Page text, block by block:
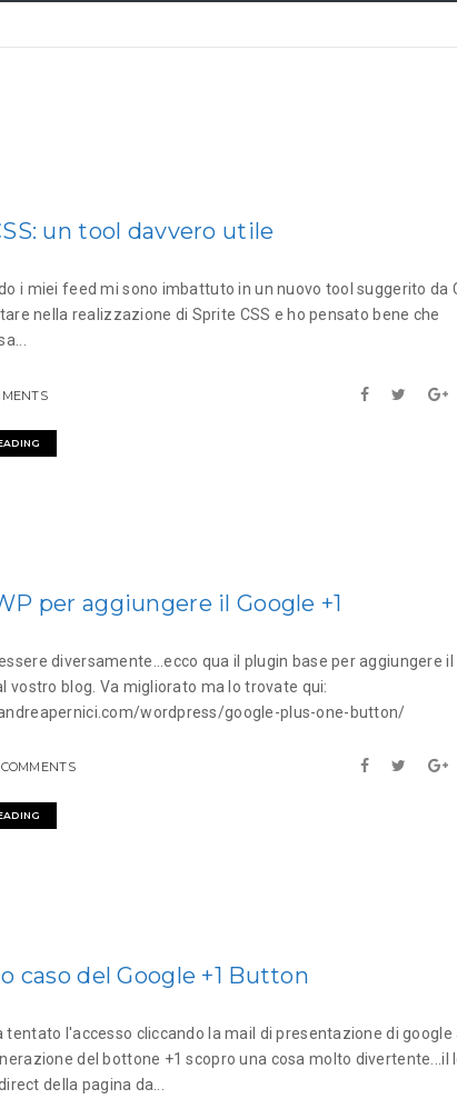
un tool davvero utile
i miei feed mi sono imbattuto in un nuovo tool suggerito da
nella realizzazione di Sprite CSS e ho pensato bene che
per aggiungere il Google +1
diversamente...ecco qua il plugin base per aggiungere il
vostro blog. Va migliorato ma lo trovate qui:
wordpress/google-plus-one-button/
caso del Google +1 Button
tentato l'accesso cliccando la mail di presentazione di google
del bottone +1 scopro una cosa molto divertente...il
della pagina da...